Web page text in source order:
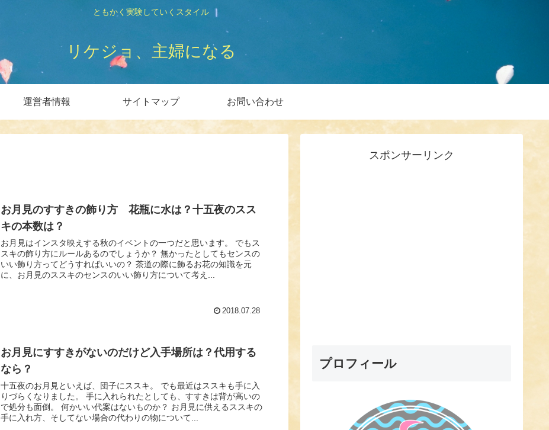
ともかく実験していくスタイル
リケジョ、主婦になる
運営者情報 サイトマップ お問い合わせ
お月見のすすきの飾り方 花瓶に水は？十五夜のスス
キの本数は？
お月見はインスタ映えする秋のイベントの一つだと思います。 でもス
スキの飾り方にルールあるのでしょうか？ 無かったとしてもセンスの
いい飾り方ってどうすればいいの？ 茶道の際に飾るお花の知識を元
に、お月見のススキのセンスのいい飾り方について考え...
2018.07.28
お月見にすすきがないのだけど入手場所は？代用する
なら？
十五夜のお月見といえば、団子にススキ。 でも最近はススキも手に入
りづらくなりました。 手に入れられたとしても、すすきは背が高いの
で処分も面倒。 何かいい代案はないものか？ お月見に供えるススキの
手に入れ方、そしてない場合の代わりの物について...
スポンサーリンク
プロフィール